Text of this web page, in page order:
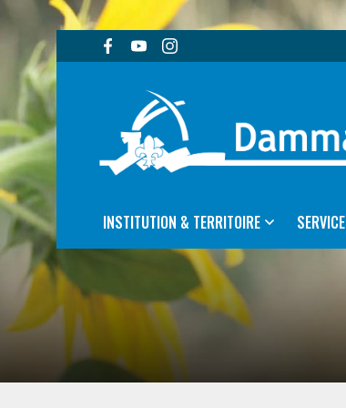
INSTITUTION & TERRITOIRE